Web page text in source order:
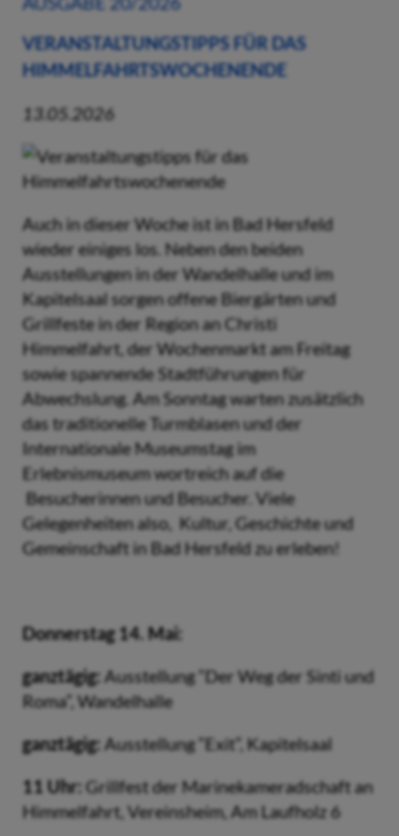
VERANSTALTUNGSTIPPS FÜR DAS
HIMMELFAHRTSWOCHENENDE
13.05.2026
Auch in dieser Woche ist in Bad Hersfeld
wieder einiges los. Neben den beiden
Ausstellungen in der Wandelhalle und im
Kapitelsaal sorgen offene Biergärten und
Grillfeste in der Region an Christi
Himmelfahrt, der Wochenmarkt am Freitag
sowie spannende Stadtführungen für
Abwechslung. Am Sonntag warten zusätzlich
das traditionelle Turmblasen und der
Internationale Museumstag im
Erlebnismuseum wortreich auf die
Besucherinnen und Besucher. Viele
Gelegenheiten also, Kultur, Geschichte und
Gemeinschaft in Bad Hersfeld zu erleben!
Donnerstag 14. Mai:
ganztägig: Ausstellung “Der Weg der Sinti und
Roma”, Wandelhalle
ganztägig: Ausstellung “Exit”, Kapitelsaal
11 Uhr: Grillfest der Marinekameradschaft an
Himmelfahrt, Vereinsheim, Am Laufholz 6